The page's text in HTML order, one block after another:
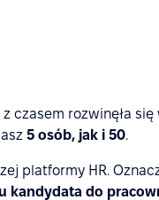
z czasem rozwinęła
5 osób, jak i 50.
platformy HR.
kandydata do